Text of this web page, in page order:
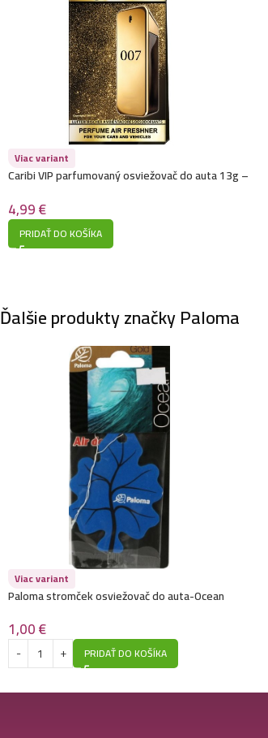
Viac variant
Caribi VIP parfumovaný osviežovač do auta 13g –
4,99€
PRIDAŤ DO KOŠÍKA
Ďalšie produkty značky Paloma
Viac variant
Paloma stromček osviežovač do auta-Ocean
1,00€
PRIDAŤ DO KOŠÍKA